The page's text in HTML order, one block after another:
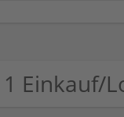
1 Einkauf/